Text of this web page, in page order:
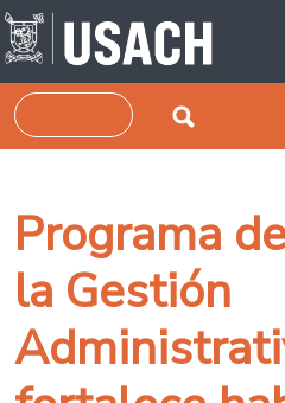
Pasar al contenido principal
Buscar
Programa
la Gestión